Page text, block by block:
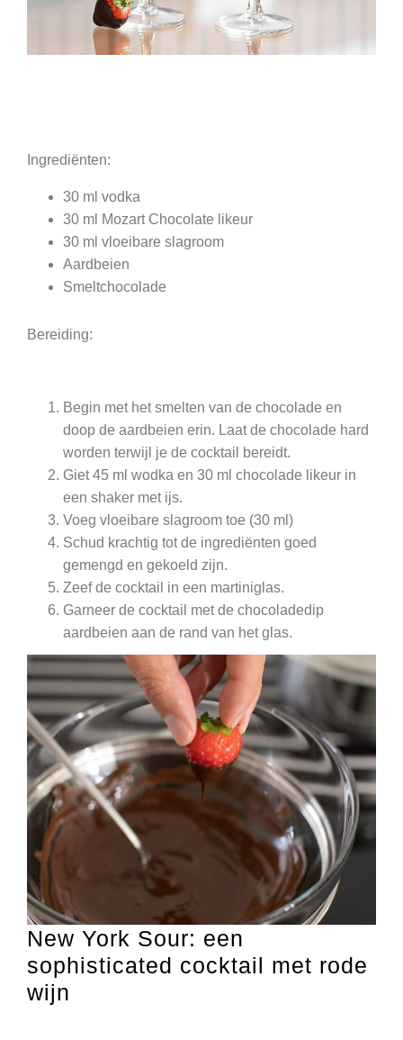
Ingrediënten:
30 ml vodka
30 ml Mozart Chocolate likeur
30 ml vloeibare slagroom
Aardbeien
Smeltchocolade
Bereiding:
Begin met het smelten van de chocolade en
doop de aardbeien erin. Laat de chocolade hard
worden terwijl je de cocktail bereidt.
Giet 45 ml wodka en 30 ml chocolade likeur in
een shaker met ijs.
Voeg vloeibare slagroom toe (30 ml)
Schud krachtig tot de ingrediënten goed
gemengd en gekoeld zijn.
Zeef de cocktail in een martiniglas.
Garneer de cocktail met de chocoladedip
aardbeien aan de rand van het glas.
New York Sour: een
sophisticated cocktail met rode
wijn